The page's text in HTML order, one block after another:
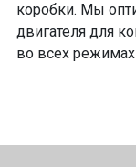
коробки. Мы
двигателя для
во всех режимах